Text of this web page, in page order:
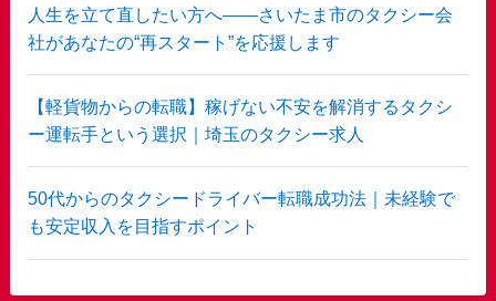
人生を立て直したい方へ——さいたま市のタクシー会
社があなたの“再スタート”を応援します
【軽貨物からの転職】稼げない不安を解消するタクシ
ー運転手という選択｜埼玉のタクシー求人
50代からのタクシードライバー転職成功法｜未経験で
も安定収入を目指すポイント